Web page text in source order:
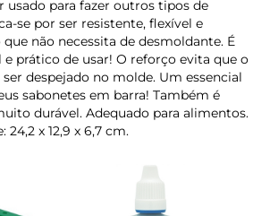
usado para fazer outros tipos de
se por ser resistente, flexível e
não necessita de desmoldante. É
prático de usar! O reforço evita que o
despejado no molde. Um essencial
sabonetes em barra! Também é
durável. Adequado para alimentos.
24,2 x 12,9 x 6,7 cm.